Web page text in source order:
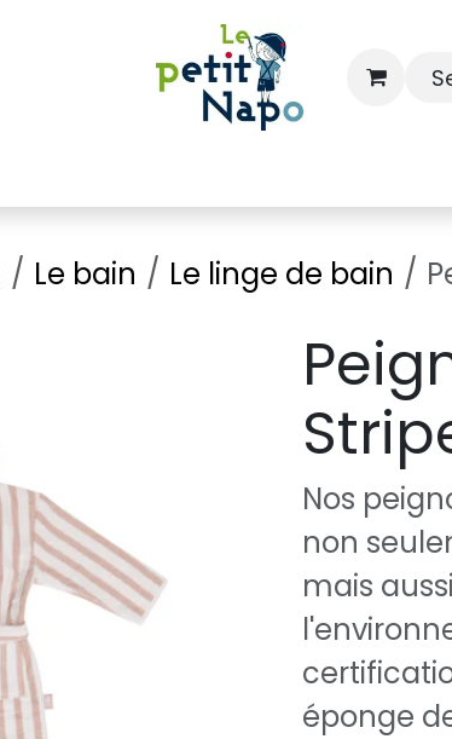
Le bain Le linge de bain
Nos
non
mais
éponge